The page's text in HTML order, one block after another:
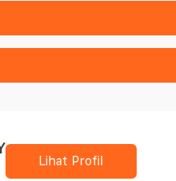
Lihat Profil